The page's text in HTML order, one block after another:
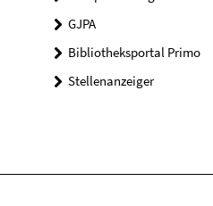
GJPA
Bibliotheksportal Primo
Stellenanzeiger